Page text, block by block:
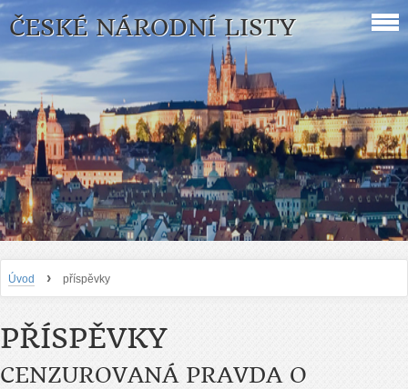
ČESKÉ NÁRODNÍ LISTY
Úvod › příspěvky
PŘÍSPĚVKY
CENZUROVANÁ PRAVDA O